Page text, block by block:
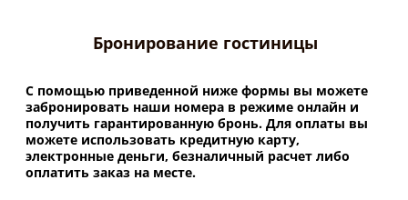
Бронирование гостиницы
С помощью приведенной ниже формы вы можете
забронировать наши номера в режиме онлайн и
получить гарантированную бронь. Для оплаты вы
можете использовать кредитную карту,
электронные деньги, безналичный расчет либо
оплатить заказ на месте.